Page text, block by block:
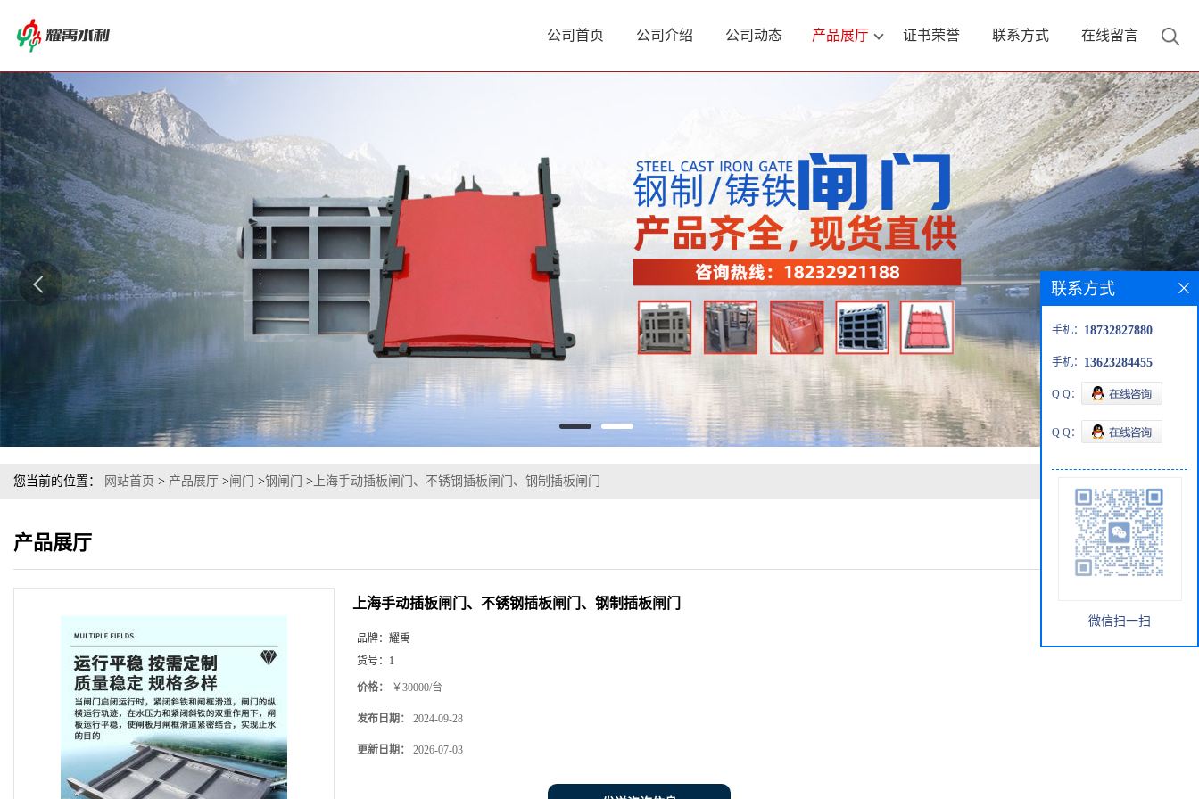
公司首页 公司介绍 公司动态 产品展厅 证书荣誉 联系方式 在线留言
您当前的位置： 网站首页 > 产品展厅 >闸门 >钢闸门 > 上海手动插板闸门、不锈钢插板闸门、钢制插板闸门
产品展厅
上海手动插板闸门、不锈钢插板闸门、钢制插板闸门
品牌： 耀禹
货号： 1
价格： ￥30000/台
发布日期： 2024-09-28
更新日期： 2026-07-03
联系方式
手机： 18732827880
手机： 13623284455
Q Q：
Q Q：
微信扫一扫